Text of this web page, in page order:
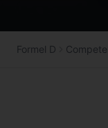
Formel D